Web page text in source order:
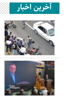
آخرین اخبار